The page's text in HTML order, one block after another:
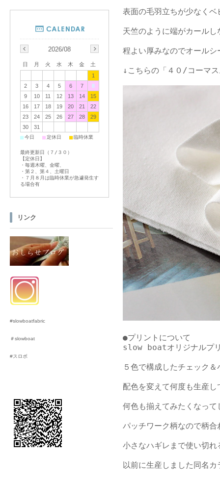
表面の毛羽立ちが少なく
天竺のように端がカール
程よい厚みなのでオール
↓こちらの「４０/コーマ
●プリントについて
slow boatオリジナルプリ
５色で構成したチェック
配色を変えて何度も生産
何色も揃えてみたくなっ
パッチワーク柄なので柄
小さなハギレまで使い切
以前に生産しました同名
2026/08
日 月 火 水 木 金
土
1
2
3 4 5 6 7
8
9
10 11 12 13 14
15
16
17 18 19 20 21
22
23
24 25 26 27 28
29
30
31
■今日 ■定休日 ■臨時休業
最終更新日（７/３０）
【定休日】
・毎週木曜、金曜、
・第２、第４、土曜日
・７月８月は臨時休業が急遽発生す
る場合有
リンク
#slowboatfabric
＃slowboat
#スロボ